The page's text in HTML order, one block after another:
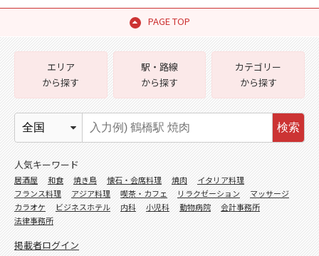
PAGE TOP
エリア
から探す
駅・路線
から探す
カテゴリー
から探す
検索
人気キーワード
居酒屋 和食 焼き鳥 懐石・会席料理 焼肉
イタリア料理
フランス料理
アジア料理 喫茶・カフェ リラクゼーション
マッサージ
カラオケ
ビジネスホテル 内科 小児科 動物病院
会計事務所
法律事務所
掲載者ログイン